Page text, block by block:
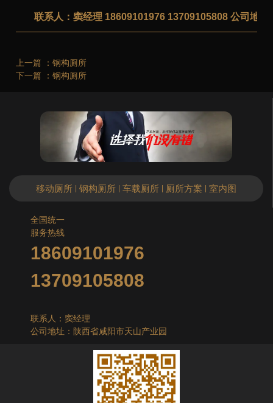
联系人：窦经理 18609101976 13709105808 公司地
上一篇 ： 钢构厕所
下一篇 ： 钢构厕所
移动厕所 钢构厕所 车载厕所 厕所方案 室内图
全国统一
服务热线
18609101976
13709105808
联系人：窦经理
公司地址：陕西省咸阳市天山产业园